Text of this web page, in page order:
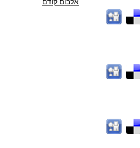
אלבום קודם